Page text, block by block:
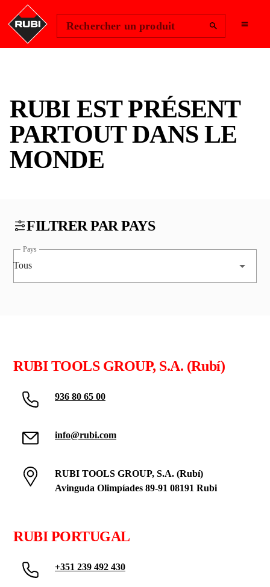
Rechercher un produit
RUBI EST PRÉSENT
PARTOUT DANS LE
MONDE
FILTRER PAR PAYS
Tous
Pays
RUBI TOOLS GROUP, S.A. (Rubí)
936 80 65 00
info@rubi.com
RUBI TOOLS GROUP, S.A. (Rubí)
Avinguda Olimpíades 89-91 08191 Rubi
RUBI PORTUGAL
+351 239 492 430